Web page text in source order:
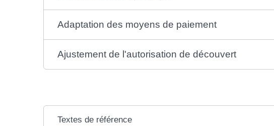
Adaptation des moyens de paiement
Ajustement de l'autorisation de découvert
Textes de référence